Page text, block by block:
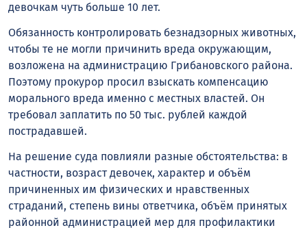
девочкам чуть больше 10 лет.
Обязанность контролировать безнадзорных животных,
чтобы те не могли причинить вреда окружающим,
возложена на администрацию Грибановского района.
Поэтому прокурор просил взыскать компенсацию
морального вреда именно с местных властей. Он
требовал заплатить по 50 тыс. рублей каждой
пострадавшей.
На решение суда повлияли разные обстоятельства: в
частности, возраст девочек, характер и объём
причиненных им физических и нравственных
страданий, степень вины ответчика, объём принятых
районной администрацией мер для профилактики